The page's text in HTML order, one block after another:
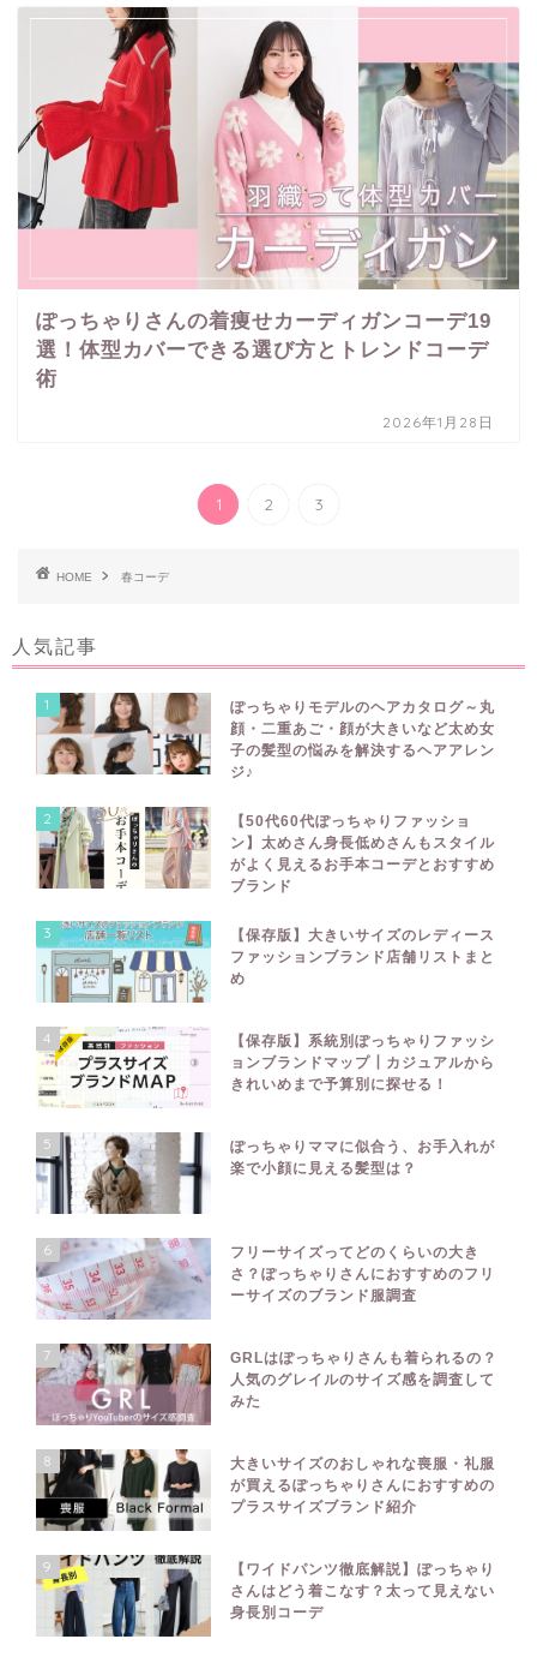
ぽっちゃりさんの着痩せカーディガンコーデ19
選！体型カバーできる選び方とトレンドコーデ
術
2026年1月28日
1 2 3
HOME 春コーデ
人気記事
1
ぽっちゃりモデルのヘアカタログ～丸
顔・二重あご・顔が大きいなど太め女
子の髪型の悩みを解決するヘアアレン
ジ♪
2
【50代60代ぽっちゃりファッショ
ン】太めさん身長低めさんもスタイル
がよく見えるお手本コーデとおすすめ
ブランド
3
【保存版】大きいサイズのレディース
ファッションブランド店舗リストまと
め
4
【保存版】系統別ぽっちゃりファッシ
ョンブランドマップ┃カジュアルから
きれいめまで予算別に探せる！
5
ぽっちゃりママに似合う、お手入れが
楽で小顔に見える髪型は？
6
フリーサイズってどのくらいの大き
さ？ぽっちゃりさんにおすすめのフリ
ーサイズのブランド服調査
7
GRLはぽっちゃりさんも着られるの？
人気のグレイルのサイズ感を調査して
みた
8
大きいサイズのおしゃれな喪服・礼服
が買えるぽっちゃりさんにおすすめの
プラスサイズブランド紹介
9
【ワイドパンツ徹底解説】ぽっちゃり
さんはどう着こなす？太って見えない
身長別コーデ